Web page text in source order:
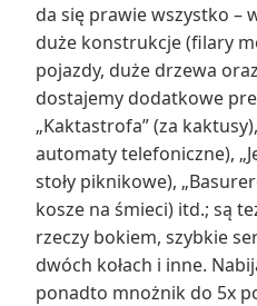
da się prawie wszystko –
duże konstrukcje (filary
pojazdy, duże drzewa
dostajemy dodatkowe
„Kaktastrofa” (za kaktusy),
automaty telefoniczne),
stoły piknikowe),
kosze na śmieci) itd.; są
rzeczy bokiem, szybkie
dwóch kołach i inne.
ponadto mnożnik do 5x